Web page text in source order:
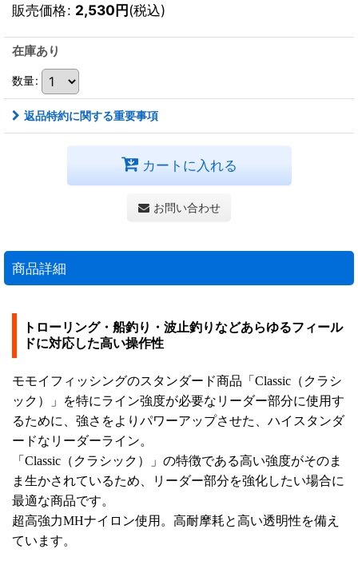
販売価格: 2,530円(税込)
在庫あり
数量:
返品特約に関する重要事項
カートに入れる
お問い合わせ
商品詳細
トローリング・船釣り・波止釣りなどあらゆるフィール
ドに対応した高い操作性
モモイフィッシングのスタンダード商品「Classic（クラシ
ック）」を特にライン強度が必要なリーダー部分に使用す
るために、強さをよりパワーアップさせた、ハイスタンダ
ードなリーダーライン。
「Classic（クラシック）」の特徴である高い強度がそのま
ま生かされているため、リーダー部分を強化したい場合に
最適な商品です。
超高強力MHナイロン使用。高耐摩耗と高い透明性を備え
ています。